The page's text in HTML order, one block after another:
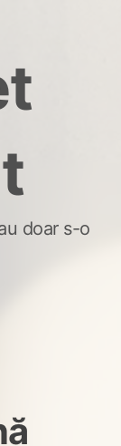
doar s-o